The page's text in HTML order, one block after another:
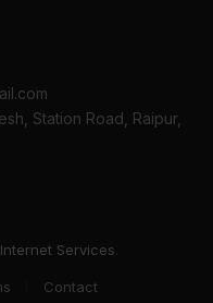
Station Road, Raipur,
Services
Contact